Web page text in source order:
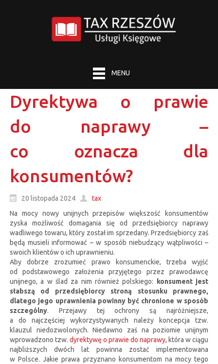
MENU
Dyrektywa o prawie
do naprawy –
co oznacza dla
konsumentów?
20 listopada 2024
tax
Na mocy nowy unijnych przepisów większość konsumentów
zyska możliwość domagania się od przedsiębiorcy naprawy
wadliwego towaru, który został im sprzedany. Przedsiębiorcy zaś
będą musieli informować – w sposób niebudzący wątpliwości –
swoich klientów o ich uprawnieniu.
Aby dobrze zrozumieć prawo konsumenckie, trzeba wyjść
od podstawowego założenia przyjętego przez prawodawcę
unijnego, a w ślad za nim również polskiego: konsument jest
słabszą od przedsiębiorcy stroną stosunku prawnego,
dlatego jego uprawnienia powinny być chronione w sposób
szczególny. Przejawy tej ochrony są najróżniejsze,
a do najczęściej wykorzystywanych należy koncepcja tzw.
klauzul niedozwolonych. Niedawno zaś na poziomie unijnym
wprowadzono tzw. dyrektywę o prawie do naprawy, która w ciągu
najbliższych dwóch lat powinna zostać implementowana
w Polsce. Jakie prawa przyznano konsumentom na mocy tego